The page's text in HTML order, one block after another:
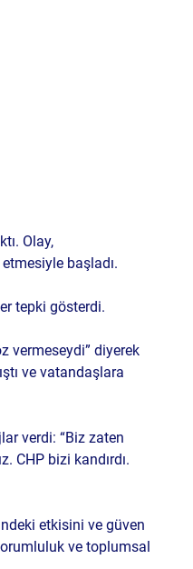
Olay,
başladı.
tepki gösterdi.
vermeseydi” diyerek
ve vatandaşlara
verdi: “Biz zaten
CHP bizi kandırdı.
etkisini ve güven
ve toplumsal